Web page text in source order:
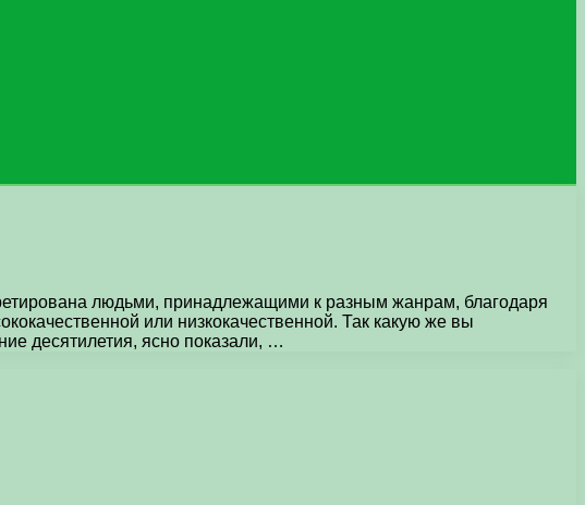
людьми, принадлежащими к разным жанрам, благодаря
или низкокачественной. Так какую же вы
десятилетия, ясно показали, …